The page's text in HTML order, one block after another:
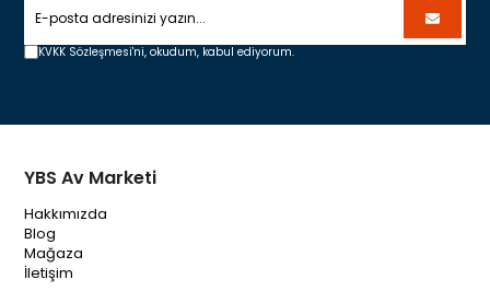
KVKK Sözleşmesi'ni, okudum, kabul ediyorum.
YBS Av Marketi
Hakkımızda
Blog
Mağaza
İletişim